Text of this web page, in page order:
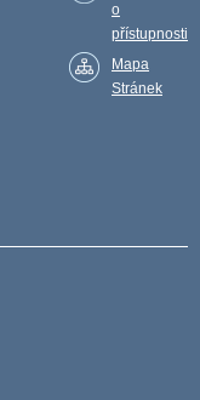
o
přístupnosti
Mapa
Stránek